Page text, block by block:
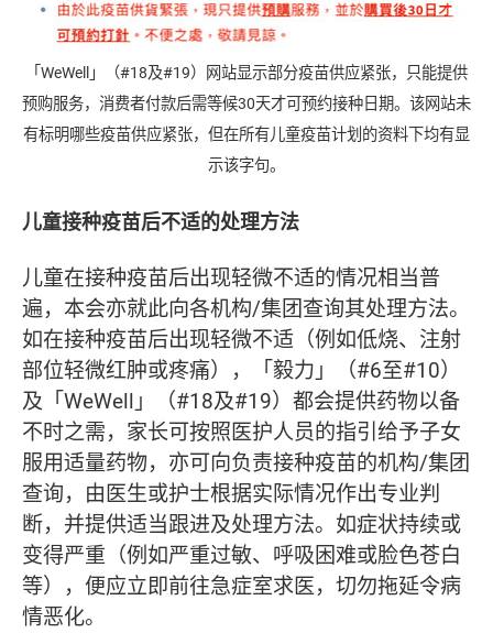
「WeWell」（#18及#19）网站显示部分疫苗供应紧张，只能提供
预购服务，消费者付款后需等候30天才可预约接种日期。该网站未
有标明哪些疫苗供应紧张，但在所有儿童疫苗计划的资料下均有显
示该字句。
儿童接种疫苗后不适的处理方法
儿童在接种疫苗后出现轻微不适的情况相当普
遍，本会亦就此向各机构/集团查询其处理方法。
如在接种疫苗后出现轻微不适（例如低烧、注射
部位轻微红肿或疼痛），「毅力」（#6至#10）
及「WeWell」（#18及#19）都会提供药物以备
不时之需，家长可按照医护人员的指引给予子女
服用适量药物，亦可向负责接种疫苗的机构/集团
查询，由医生或护士根据实际情况作出专业判
断，并提供适当跟进及处理方法。如症状持续或
变得严重（例如严重过敏、呼吸困难或脸色苍白
等），便应立即前往急症室求医，切勿拖延令病
情恶化。